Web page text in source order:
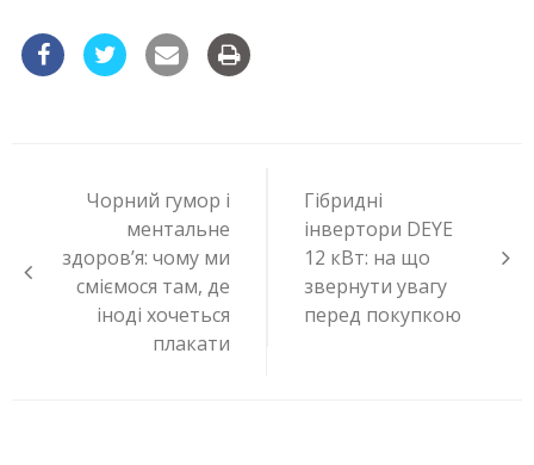
записям
Чорний гумор і
ментальне
здоров’я: чому ми
сміємося там, де
іноді хочеться
плакати
Гібридні
інвертори DEYE
12 кВт: на що
звернути увагу
перед покупкою